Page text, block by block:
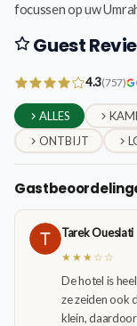
focussen op uw
Guest
4.3(757)
ALLES
ONTBIJT
Tarek Oueslati
★★★☆☆
De hotel is
ze zeiden ook
klein,